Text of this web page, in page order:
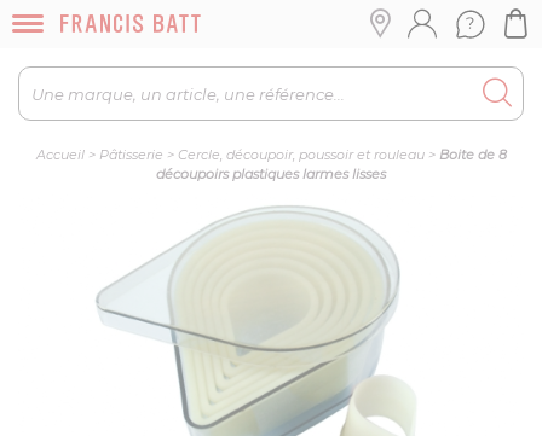
Accueil> Pâtisserie > Cercle, découpoir, poussoir et rouleau> Boite de 8
découpoirs plastiques larmes lisses